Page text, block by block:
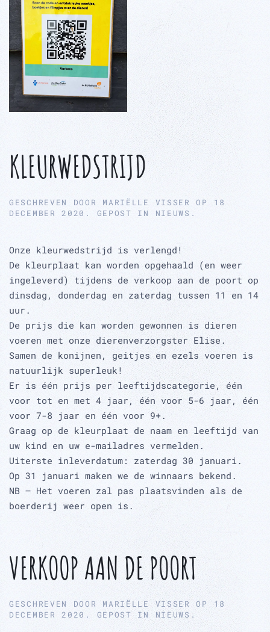
KLEURWEDSTRIJD
GESCHREVEN DOOR MARIËLLE VISSER OP 18
DECEMBER 2020 . GEPOST IN NIEUWS .
Onze kleurwedstrijd is verlengd!
De kleurplaat kan worden opgehaald (en weer
ingeleverd) tijdens de verkoop aan de poort op
dinsdag, donderdag en zaterdag tussen 11 en 14
uur.
De prijs die kan worden gewonnen is dieren
voeren met onze dierenverzorgster Elise.
Samen de konijnen, geitjes en ezels voeren is
natuurlijk superleuk!
Er is één prijs per leeftijdscategorie, één
voor tot en met 4 jaar, één voor 5-6 jaar, één
voor 7-8 jaar en één voor 9+.
Graag op de kleurplaat de naam en leeftijd van
uw kind en uw e-mailadres vermelden.
Uiterste inleverdatum: zaterdag 30 januari.
Op 31 januari maken we de winnaars bekend.
NB – Het voeren zal pas plaatsvinden als de
boerderij weer open is.
VERKOOP AAN DE POORT
GESCHREVEN DOOR MARIËLLE VISSEROP18
DECEMBER 2020 . GEPOST INNIEUWS .